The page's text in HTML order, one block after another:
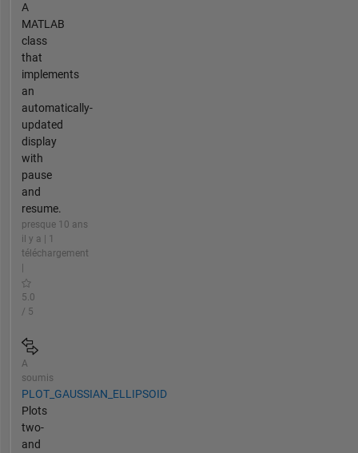
A
MATLAB
class
that
implements
an
automatically-
updated
display
with
pause
and
resume.
presque 10 ans
il y a | 1
téléchargement
5.0
/ 5
A
soumis
PLOT_GAUSSIAN_ELLIPSOID
Plots
two-
and